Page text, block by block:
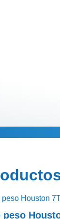
peso